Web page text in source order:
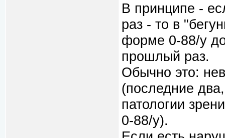
В принципе -
раз - то в
форме 0-88/у
прошлый раз.
Обычно это:
(последние
патологии
0-88/у).